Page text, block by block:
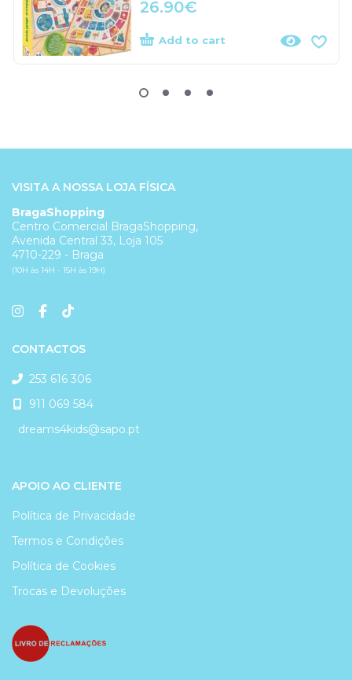
26.90€
Add to cart
VISITA A NOSSA LOJA FÍSICA
BragaShopping
Centro Comercial BragaShopping,
Avenida Central 33, Loja 105
4710-229 - Braga
(10H às 14H - 15H às 19H)
CONTACTOS
253 616 306
911 069 584
dreams4kids@sapo.pt
APOIO AO CLIENTE
Política de Privacidade
Termos e Condições
Política de Cookies
Trocas e Devoluções